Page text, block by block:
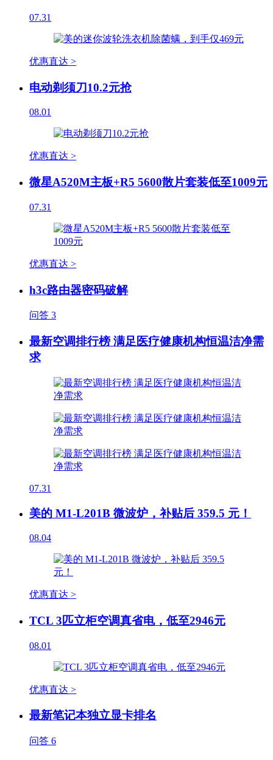
07.31
优惠直达 >
电动剃须刀10.2元抢
08.01
优惠直达 >
微星A520M主板+R5 5600散片套装低至1009元
07.31
优惠直达 >
h3c路由器密码破解
问答 3
最新空调排行榜 满足医疗健康机构恒温洁净需
求
07.31
美的 M1-L201B 微波炉，补贴后 359.5 元！
08.04
优惠直达 >
TCL 3匹立柜空调真省电，低至2946元
08.01
优惠直达 >
最新笔记本独立显卡排名
问答 6